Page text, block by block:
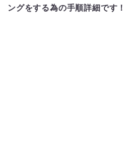
ングをする為の手順詳細です！